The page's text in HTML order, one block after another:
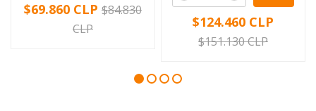
$69.860 CLP $84.830
CLP
$124.460 CLP
$151.130 CLP